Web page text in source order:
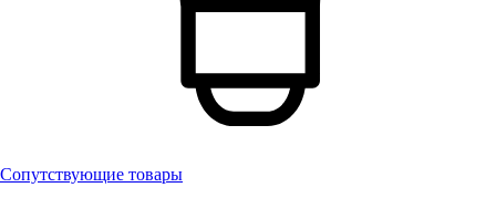
Сопутствующие товары